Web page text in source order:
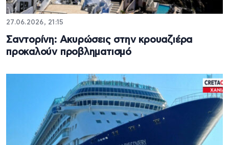
27.06.2026, 21:15
Σαντορίνη: Ακυρώσεις στην κρουαζιέρα
προκαλούν προβληματισμό